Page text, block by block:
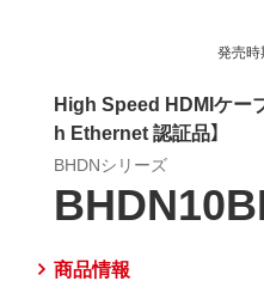
発売時
High Speed HDMIケー
h Ethernet 認証品】
BHDNシリーズ
商品情報